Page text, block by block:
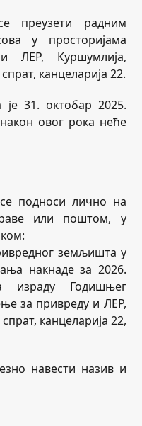
преузети радним
у просторијама
ЛЕР, Куршумлија,
канцеларија 22.
31. октобар 2025.
овог рока неће
подноси лично на
или поштом, у
земљишта у
накнаде за 2026.
израду Годишњег
за привреду и ЛЕР,
канцеларија 22,
навести назив и